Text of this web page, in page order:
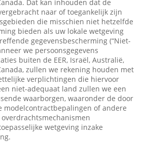
Dat kan inhouden dat de
naar of toegankelijk zijn
die misschien niet hetzelfde
bieden als uw lokale wetgeving
gegevensbescherming (“Niet-
we persoonsgegevens
buiten de EER, Israël, Australië,
zullen we rekening houden met
verplichtingen die hiervoor
niet-adequaat land zullen we een
waarborgen, waaronder de door
modelcontractbepalingen of andere
wetgeving inzake